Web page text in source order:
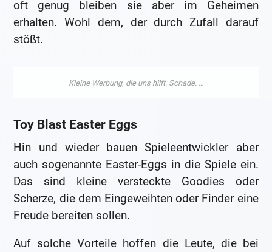
oft genug bleiben sie aber im Geheimen
erhalten. Wohl dem, der durch Zufall darauf
stößt.
Toy Blast Easter Eggs
Hin und wieder bauen Spieleentwickler aber
auch sogenannte Easter-Eggs in die Spiele ein.
Das sind kleine versteckte Goodies oder
Scherze, die dem Eingeweihten oder Finder eine
Freude bereiten sollen.
Auf solche Vorteile hoffen die Leute, die bei